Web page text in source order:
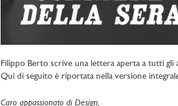
Filippo Berto scrive una lettera aperta a tutti gli
Qui di seguito è riportata nella versione
Caro appassionato di Design,